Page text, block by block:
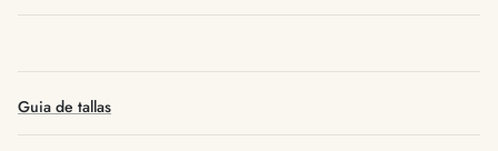
Guia de tallas